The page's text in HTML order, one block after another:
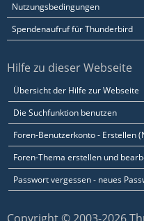
Nutzungsbedingungen
Spendenaufruf für Thunderbird
Hilfe zu dieser Webseite
Übersicht der Hilfe zur Webseite
Die Suchfunktion benutzen
Foren-Benutzerkonto - Erstellen
Foren-Thema erstellen und
Passwort vergessen - neues